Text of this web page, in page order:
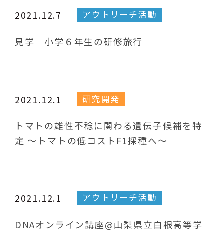
2021.12.7 アウトリーチ活動
見学 小学６年生の研修旅行
2021.12.1 研究開発
トマトの雄性不稔に関わる遺伝子候補を特
定 〜トマトの低コストF1採種へ〜
2021.12.1 アウトリーチ活動
DNAオンライン講座@山梨県立白根高等学